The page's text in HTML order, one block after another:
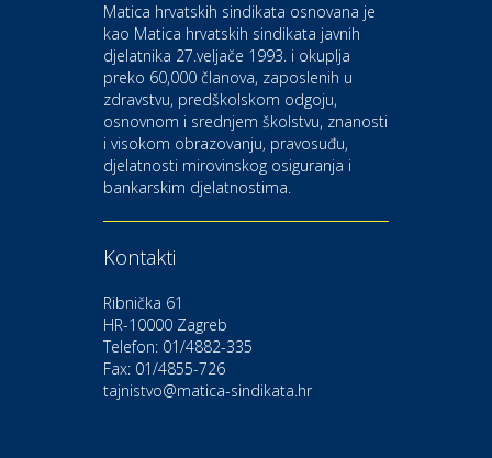
Bistrica
Auto-moto i tehnika
CIAK Auto d.o.o.
Kultura i edukacija
Kazalište Gavella
Moda i ljepota
Gastro
Hotel Bunčić Vrbovec
Matica hrvatskih sindikata osnovana je
kao Matica hrvatskih sindikata javnih
djelatnika 27.veljače 1993. i okuplja
preko 60,000 članova, zaposlenih u
zdravstvu, predškolskom odgoju,
osnovnom i srednjem školstvu, znanosti
i visokom obrazovanju, pravosuđu,
djelatnosti mirovinskog osiguranja i
bankarskim djelatnostima.
Kontakti
Ribnička 61
HR-10000 Zagreb
Telefon: 01/4882-335
Fax: 01/4855-726
tajnistvo@matica-sindikata.hr